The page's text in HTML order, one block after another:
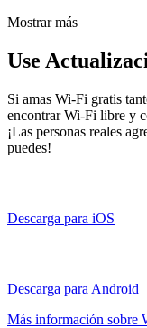
Mostrar más
Use
Si amas Wi-Fi gratis
encontrar Wi-Fi libre y
¡Las personas reales
puedes!
Descarga para iOS
Descarga para Android
Más información sobre